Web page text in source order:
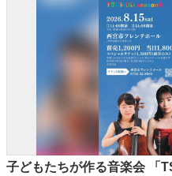
子どもたちが作る音楽会